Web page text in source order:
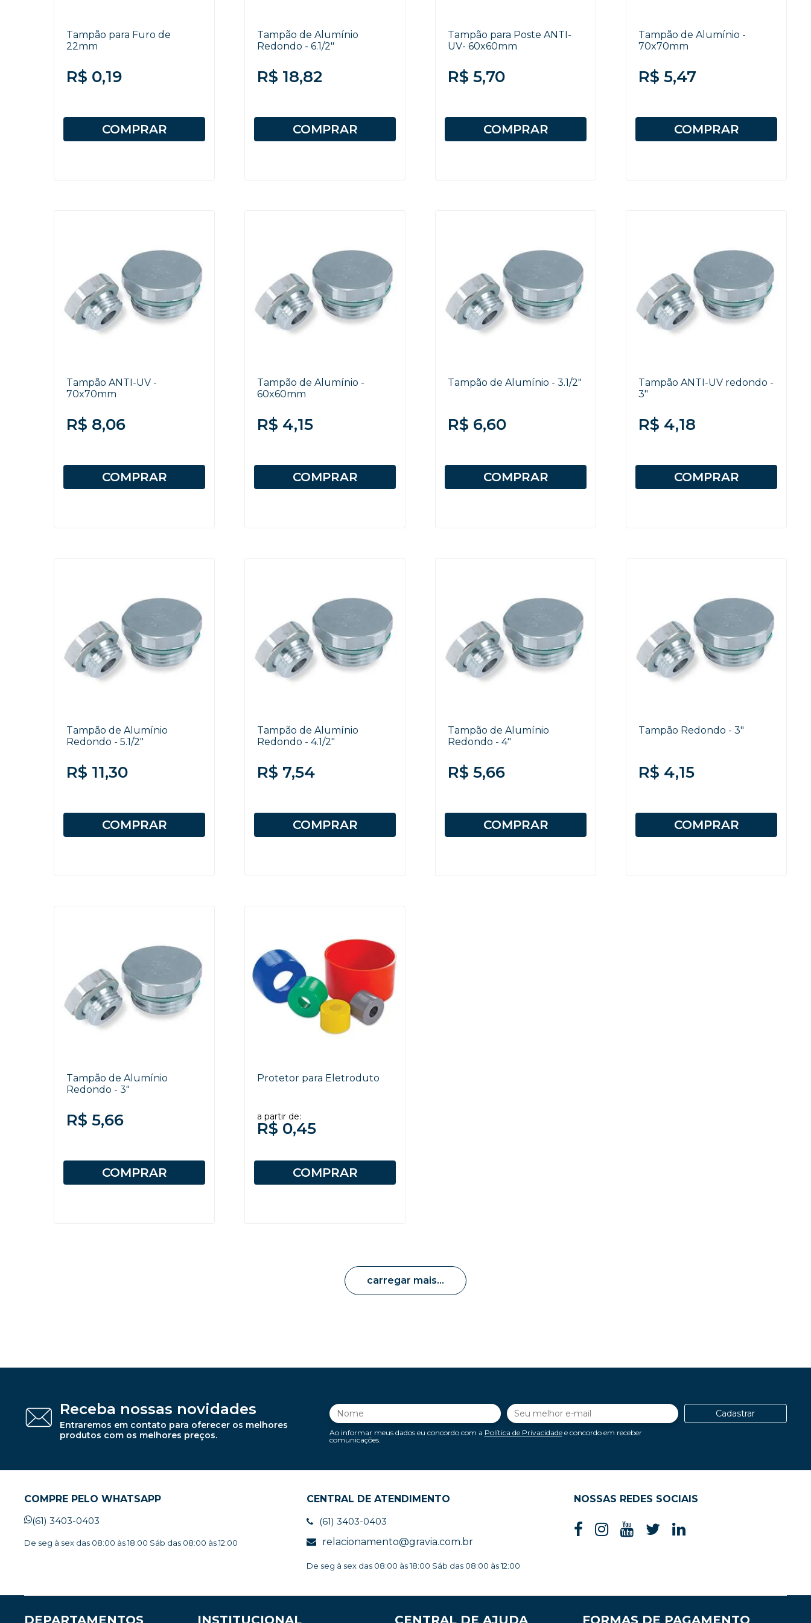
Tampão para Furo de
22mm
R$ 0,19
COMPRAR
Tampão de Alumínio
Redondo - 6.1/2"
R$ 18,82
COMPRAR
Tampão para Poste ANTI-
UV- 60x60mm
R$ 5,70
COMPRAR
Tampão de Alumínio -
70x70mm
R$ 5,47
COMPRAR
Tampão ANTI-UV -
70x70mm
R$ 8,06
COMPRAR
Tampão de Alumínio -
60x60mm
R$ 4,15
COMPRAR
Tampão de Alumínio - 3.1/2"
R$ 6,60
COMPRAR
Tampão ANTI-UV redondo -
3"
R$ 4,18
COMPRAR
Tampão de Alumínio
Redondo - 5.1/2"
R$ 11,30
COMPRAR
Tampão de Alumínio
Redondo - 4.1/2"
R$ 7,54
COMPRAR
Tampão de Alumínio
Redondo - 4"
R$ 5,66
COMPRAR
Tampão Redondo - 3"
R$ 4,15
COMPRAR
Tampão de Alumínio
Redondo - 3"
R$ 5,66
COMPRAR
Protetor para Eletroduto
a partir de:
R$ 0,45
COMPRAR
carregar mais
Receba nossas novidades
Entraremos em contato para oferecer os melhores
produtos com os melhores preços.
Ao informar meus dados eu concordo com a Política de Privacidadee concordo em receber
comunicações.
Cadastrar
COMPRE PELO WHATSAPP
(61) 3403-0403
De seg à sex das 08:00 às 18:00 Sáb das 08:00 às 12:00
CENTRAL DE ATENDIMENTO
(61) 3403-0403
relacionamento@gravia.com.br
De seg à sex das 08:00 às 18:00 Sáb das 08:00 às 12:00
NOSSAS REDES SOCIAIS
DEPARTAMENTOS INSTITUCIONAL CENTRAL DE AJUDA FORMAS DE PAGAMENTO